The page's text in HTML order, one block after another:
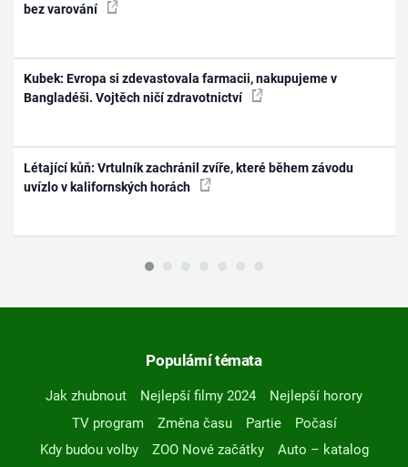
bez varování
Kubek: Evropa si zdevastovala farmacii, nakupujeme v
Bangladéši. Vojtěch ničí zdravotnictví
Létající kůň: Vrtulník zachránil zvíře, které během závodu
uvízlo v kalifornských horách
Populární témata
Jak zhubnout Nejlepší filmy 2024
Nejlepší horory
TV program
Změna času Partie
Počasí
Kdy budou volby
ZOO Nové začátky
Auto – katalog